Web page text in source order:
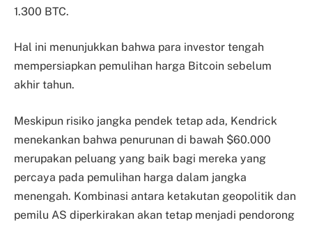
1.300 BTC.
Hal ini menunjukkan bahwa para investor tengah
mempersiapkan pemulihan harga Bitcoin sebelum
akhir tahun.
Meskipun risiko jangka pendek tetap ada, Kendrick
menekankan bahwa penurunan di bawah $60.000
merupakan peluang yang baik bagi mereka yang
percaya pada pemulihan harga dalam jangka
menengah. Kombinasi antara ketakutan geopolitik dan
pemilu AS diperkirakan akan tetap menjadi pendorong